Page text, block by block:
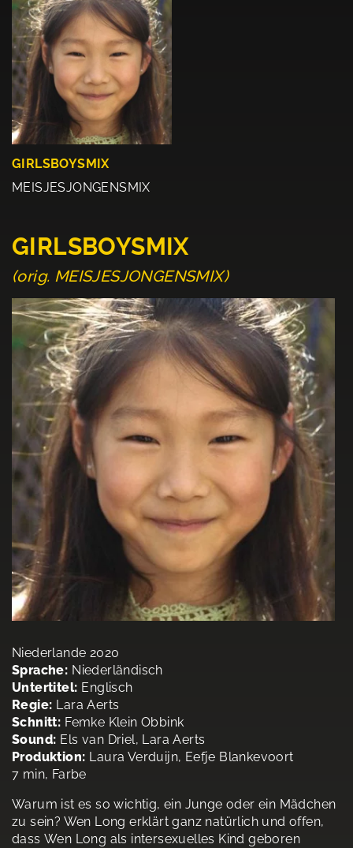
GIRLSBOYSMIX
MEISJESJONGENSMIX
GIRLSBOYSMIX
(orig. MEISJESJONGENSMIX)
Niederlande 2020
Sprache: Niederländisch
Untertitel: Englisch
Regie: Lara Aerts
Schnitt: Femke Klein Obbink
Sound: Els van Driel, Lara Aerts
Produktion: Laura Verduijn, Eefje Blankevoort
7 min, Farbe
Warum ist es so wichtig, ein Junge oder ein Mädchen
zu sein? Wen Long erklärt ganz natürlich und offen,
dass Wen Long als intersexuelles Kind geboren